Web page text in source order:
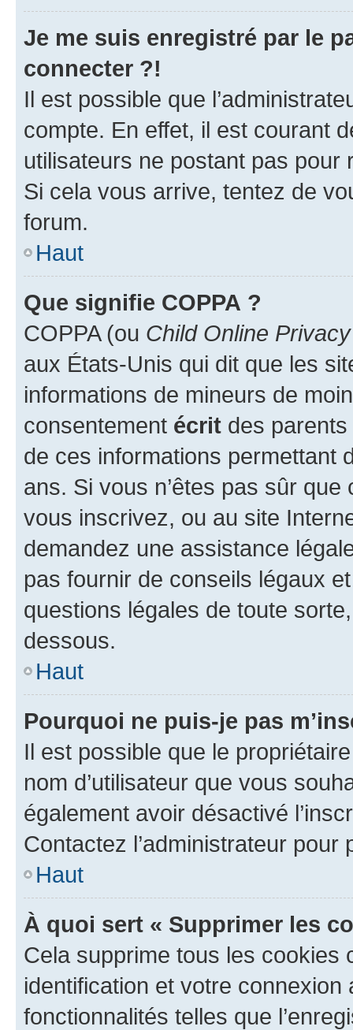
Je me suis enregistré par le
connecter ?!
Il est possible que
compte. En effet, il est courant
utilisateurs ne postant pas pour
Si cela vous arrive, tentez de
forum.
Haut
Que signifie COPPA ?
COPPA (ou Child Online
aux États-Unis qui dit que les
informations de mineurs de
consentement écrit des parents
de ces informations permettant
ans. Si vous n’êtes pas sûr
vous inscrivez, ou au site
demandez une assistance
pas fournir de conseils légaux
questions légales de toute
dessous.
Haut
Pourquoi ne puis-je pas
Il est possible que le
nom d’utilisateur que vous
également avoir désactivé
Contactez l’administrateur
Haut
À quoi sert « Supprimer les
Cela supprime tous les cookies
identification et votre
fonctionnalités telles que